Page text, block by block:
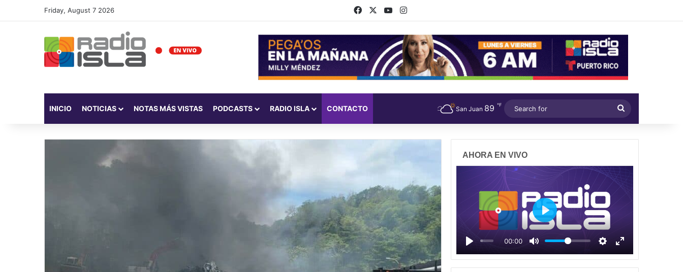
Friday, August 7 2026 FacebookYouTubeInstagram
INICIO NOTICIAS NOTAS MÁS VISTAS PODCASTS RADIO ISLA CONTACTO San Juan 89 ℉
for
AHORA EN VIVO
00:00
P
l
a
y